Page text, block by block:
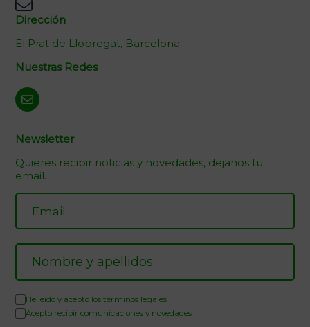
Dirección
El Prat de Llobregat, Barcelona
Nuestras Redes
Newsletter
Quieres recibir noticias y novedades, dejanos tu
email.
He leído y acepto los términos legales
Acepto recibir comunicaciones y novedades